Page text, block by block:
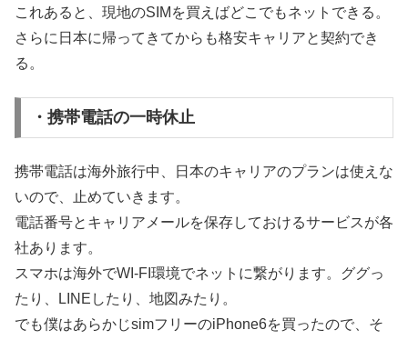
これあると、現地のSIMを買えばどこでもネットできる。
さらに日本に帰ってきてからも格安キャリアと契約でき
る。
・携帯電話の一時休止
携帯電話は海外旅行中、日本のキャリアのプランは使えな
いので、止めていきます。
電話番号とキャリアメールを保存しておけるサービスが各
社あります。
スマホは海外でWI-FI環境でネットに繋がります。ググっ
たり、LINEしたり、地図みたり。
でも僕はあらかじsimフリーのiPhone6を買ったので、そ